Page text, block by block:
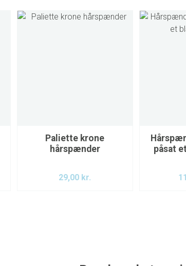
Paliette krone
hårspænder
29,00 kr.
påsat